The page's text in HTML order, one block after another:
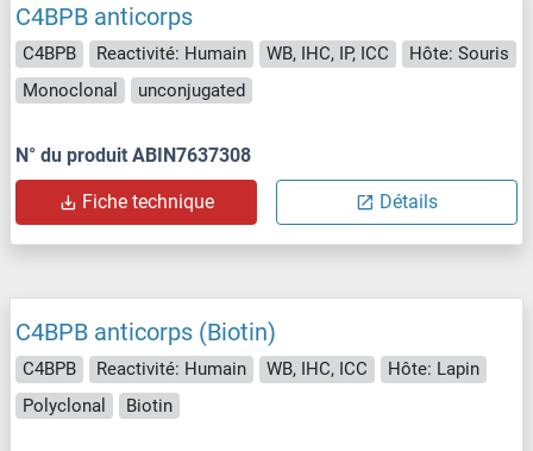
C4BPB anticorps
C4BPB Reactivité: Humain WB, IHC, IP, ICC
Hôte: Souris
Monoclonal
unconjugated
N° du produit ABIN7637308
Fiche technique Détails
C4BPB anticorps (Biotin)
C4BPB Reactivité: Humain WB, IHC, ICC
Hôte: Lapin
Polyclonal
Biotin